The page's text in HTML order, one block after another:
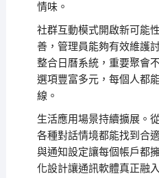
情味。
社群互動模式開啟新可能
善，管理員能夠有效維護
整合日曆系統，重要聚會
選項豐富多元，每個人都
線。
生活應用場景持續擴展。
各種對話情境都能找到合
與通知設定讓每個帳戶都
化設計讓通訊軟體真正融